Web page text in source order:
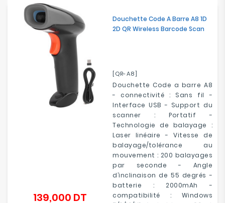
Douchette Code A Barre A8 1D
2D QR Wireless Barcode Scan
[QR-A8]
Douchette Code a barre A8
- connectivité : Sans fil -
Interface USB - Support du
scanner : Portatif -
Technologie de balayage :
Laser linéaire - Vitesse de
balayage/tolérance au
mouvement : 200 balayages
par seconde - Angle
d’inclinaison de 55 degrés -
batterie : 2000mAh -
compatibilité : Windows
139,000 DT